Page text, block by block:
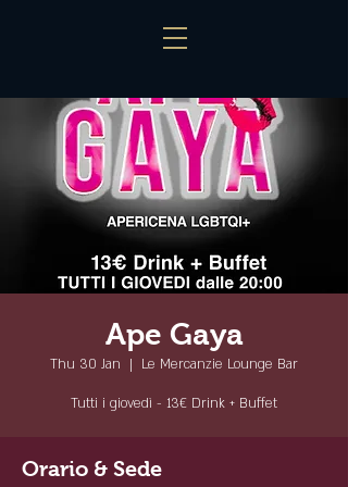
Ape Gaya
Thu 30 Jan
  |
Le Mercanzie Lounge Bar
Tutti i giovedì - 13€ Drink + Buffet
Orario & Sede